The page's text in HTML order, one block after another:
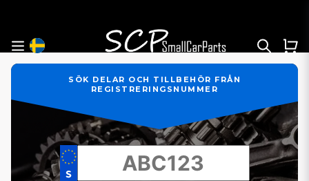
SÖK DELAR OCH TILLBEHÖR FRÅN
REGISTRERINGSNUMMER